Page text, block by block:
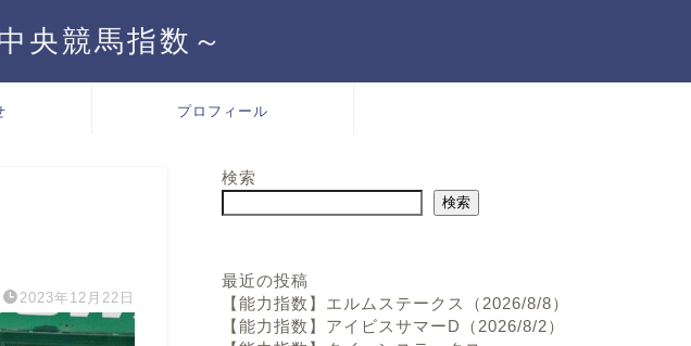
央競馬指数～
プロフィール
2023年12月22日
検索
検索
最近の投稿
【能力指数】エルムステークス（2026/8/8）
【能力指数】アイビスサマーD（2026/8/2）